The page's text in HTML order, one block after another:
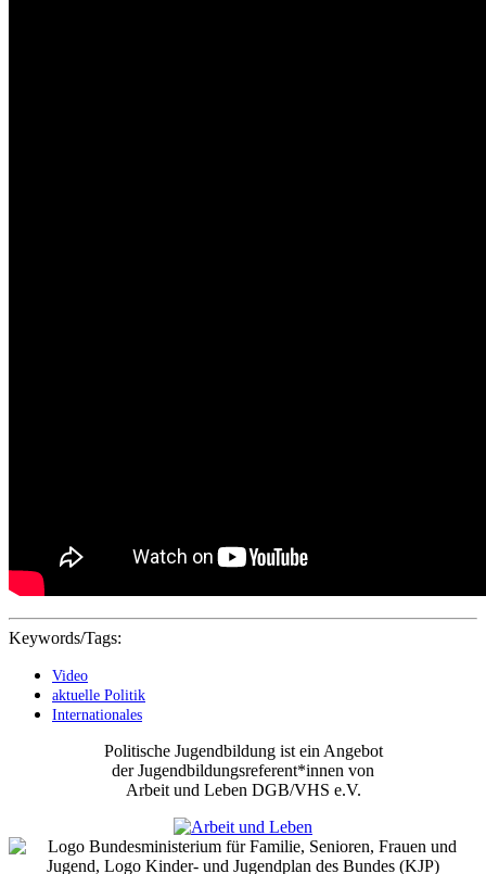
Keywords/Tags:
Video
aktuelle Politik
Internationales
Politische Jugendbildung ist ein Angebot
der Jugendbildungsreferent*innen von
Arbeit und Leben DGB/VHS e.V.